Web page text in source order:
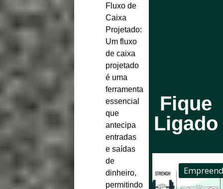
Fluxo de
Caixa
Projetado:
Um fluxo
de caixa
projetado
é uma
ferramenta
essencial
que
antecipa
entradas
e saídas
de
dinheiro,
permitindo
Fique
Ligado